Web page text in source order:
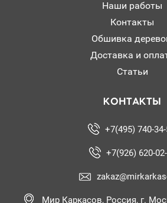
Наши работы
Контакты
Обшивка
Доставка и
Статьи
КОНТАКТЫ
+7(495) 740-
+7(926) 620-
Мир Каркасов, Россия, г.